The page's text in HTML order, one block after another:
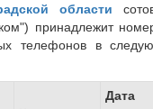
области
принадлежит
телефонов в
Дата